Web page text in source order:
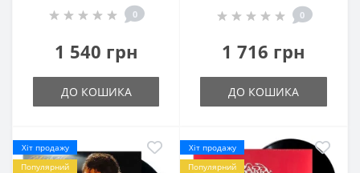
0
1 540 грн
ДО КОШИКА
0
1 716 грн
ДО КОШИКА
Хіт продажу
Популярний
Хіт продажу
Популярний